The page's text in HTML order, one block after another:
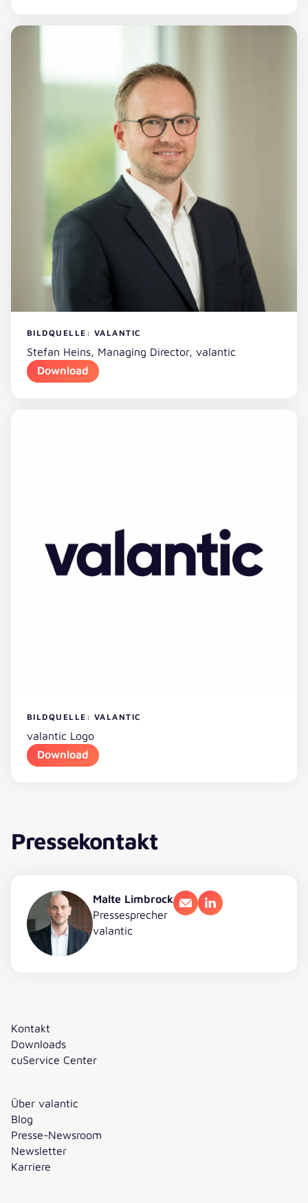
BILDQUELLE: VALANTIC
Stefan Heins, Managing Director, valantic
Download
Download
BILDQUELLE: VALANTIC
valantic Logo
Download
Pressekontakt
Malte Limbrock
Pressesprecher
valantic
E-MailLinkedIn
Kontakt
Downloads
cuService Center
Über valantic
Blog
Presse-Newsroom
Newsletter
Karriere